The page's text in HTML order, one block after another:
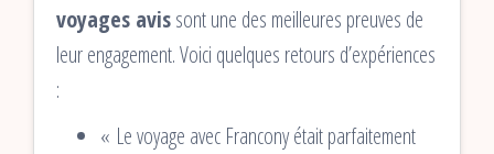
voyages avissont une des meilleures preuves de
leur engagement. Voici quelques retours d’expériences
:
« Le voyage avec Francony était parfaitement